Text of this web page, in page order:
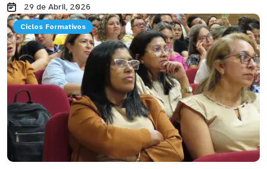
29 de Abril, 2026
Ciclos Formativos